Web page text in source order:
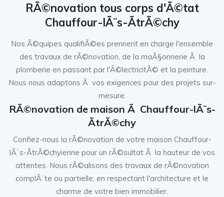
RÃ©novation tous corps d'Ã©tat
Chauffour-lÃ¨s-ÃtrÃ©chy
Nos Ã©quipes qualifiÃ©es prennent en charge l'ensemble
des travaux de rÃ©novation, de la maÃ§onnerie Ã la
plomberie en passant par l'Ã©lectricitÃ© et la peinture.
Nous nous adaptons Ã vos exigences pour des projets sur-
mesure.
RÃ©novation de maison Ã Chauffour-lÃ¨s-
ÃtrÃ©chy
Confiez-nous la rÃ©novation de votre maison Chauffour-
lÃ¨s-ÃtrÃ©chyienne pour un rÃ©sultat Ã la hauteur de vos
attentes. Nous rÃ©alisons des travaux de rÃ©novation
complÃ¨te ou partielle, en respectant l'architecture et le
charme de votre bien immobilier.